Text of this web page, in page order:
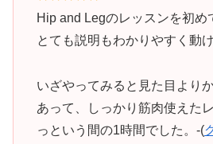
Hip and Legのレッスンを初め
とても説明もわかりやすく動け
いざやってみると見た目より
あって、しっかり筋肉使えた
っという間の1時間でした。-(